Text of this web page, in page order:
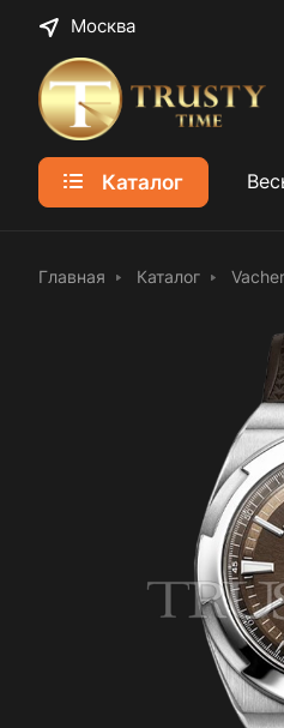
Москва
Каталог
Главная Каталог